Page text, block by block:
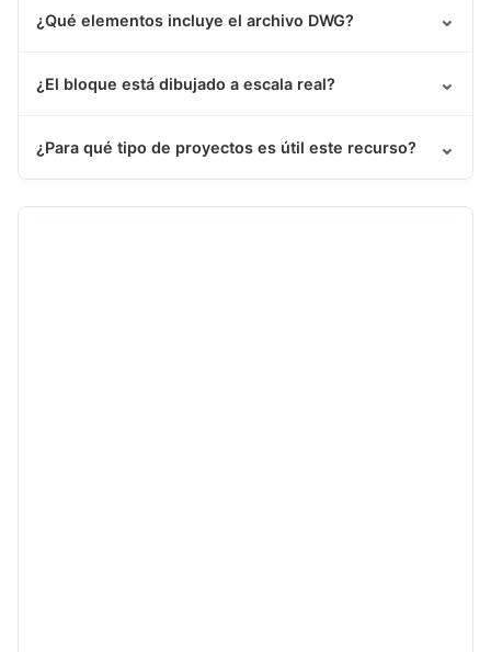
¿Qué elementos incluye el archivo DWG? ⌄
¿El bloque está dibujado a escala real? ⌄
¿Para qué tipo de proyectos es útil este recurso? ⌄